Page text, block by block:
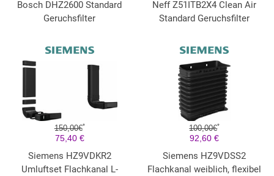
Bosch DHZ2600 Standard
Geruchsfilter
Neff Z51ITB2X4 Clean Air
Standard Geruchsfilter
150,00€*
75,40 €
Siemens HZ9VDKR2
Umluftset Flachkanal L-
100,00€*
92,60 €
Siemens HZ9VDSS2
Flachkanal weiblich, flexibel